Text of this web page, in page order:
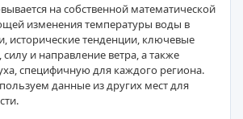
на собственной математической
изменения температуры воды в
исторические тенденции, ключевые
и направление ветра, а также
специфичную для каждого региона.
данные из других мест для